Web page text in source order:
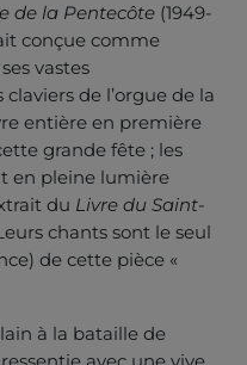
de la Pentecôte (1949-
conçue comme
vastes
de l’orgue de la
entière en première
grande fête ; les
en pleine lumière
du Livre du Saint-
chants sont le seul
de cette pièce «
à la bataille de